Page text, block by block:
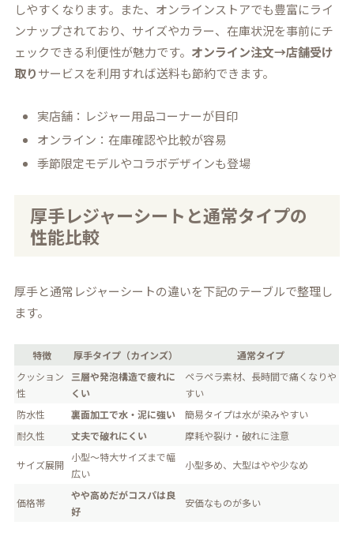
しやすくなります。また、オンラインストアでも豊富にライ
ンナップされており、サイズやカラー、在庫状況を事前にチ
ェックできる利便性が魅力です。 オンライン注文→店舗受け
取りサービスを利用すれば送料も節約できます。
実店舗：レジャー用品コーナーが目印
オンライン：在庫確認や比較が容易
季節限定モデルやコラボデザインも登場
厚手レジャーシートと通常タイプの
性能比較
厚手と通常レジャーシートの違いを下記のテーブルで整理し
ます。
特徴 厚手タイプ（カインズ）
通常タイプ
クッション
性
三層や発泡構造で疲れに
くい
ペラペラ素材、長時間で痛くなりや
すい
防水性
裏面加工で水・泥に強い
簡易タイプは水が染みやすい
耐久性
丈夫で破れにくい 摩耗や裂け・破れに注意
サイズ展開
小型～特大サイズまで幅
広い
小型多め、大型はやや少なめ
価格帯
やや高めだがコスパは良
好
安価なものが多い